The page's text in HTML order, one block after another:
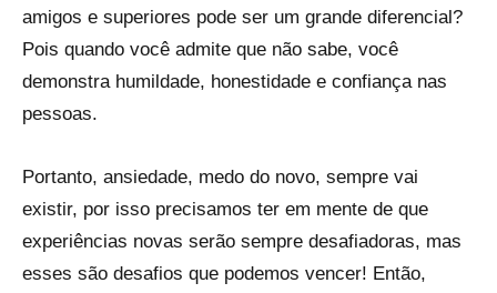
amigos e superiores pode ser um grande diferencial?
Pois quando você admite que não sabe, você
demonstra humildade, honestidade e confiança nas
pessoas.
Portanto, ansiedade, medo do novo, sempre vai
existir, por isso precisamos ter em mente de que
experiências novas serão sempre desafiadoras, mas
esses são desafios que podemos vencer! Então,